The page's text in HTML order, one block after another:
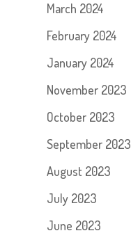
March 2024
February 2024
January 2024
November 2023
October 2023
September 2023
August 2023
July 2023
June 2023